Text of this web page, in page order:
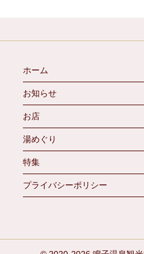
ホーム
お知らせ
お店
湯めぐり
特集
プライバシーポリシー